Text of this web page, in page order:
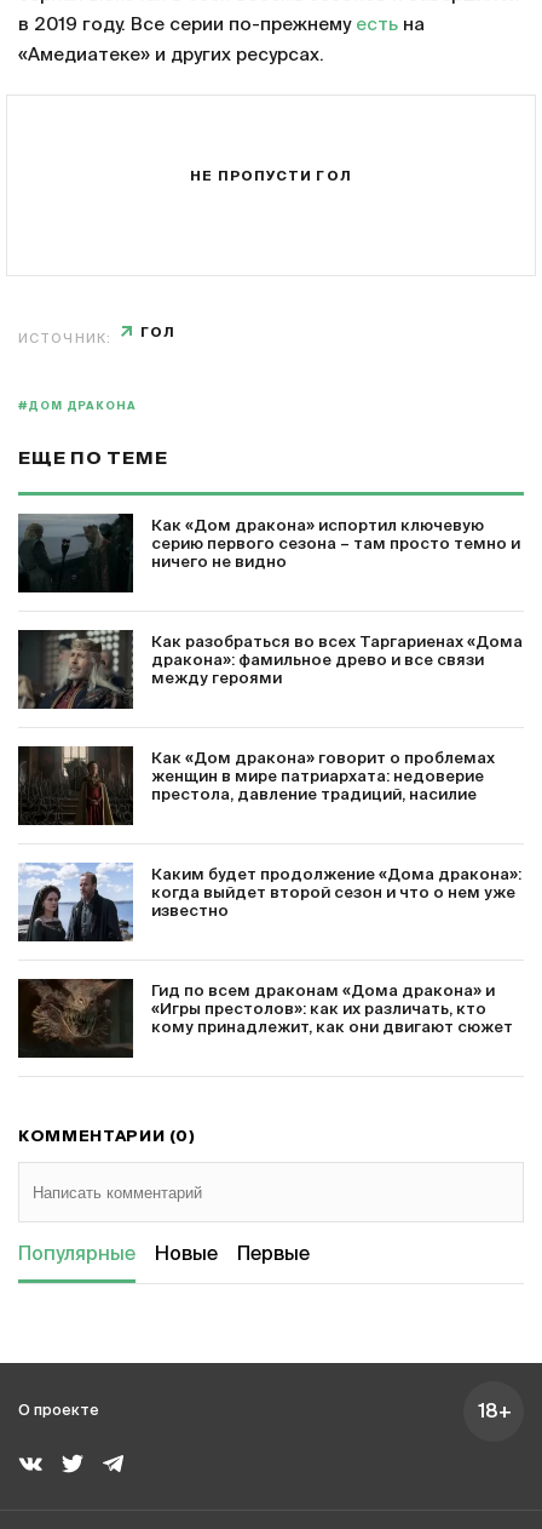
в 2019 году. Все серии по-прежнему есть на
«Амедиатеке» и других ресурсах.
НЕ ПРОПУСТИ ГОЛ
ИСТОЧНИК: ГОЛ
#ДОМ ДРАКОНА
ЕЩЕ ПО ТЕМЕ
Как «Дом дракона» испортил ключевую
серию первого сезона – там просто темно и
ничего не видно
Как разобраться во всех Таргариенах «Дома
дракона»: фамильное древо и все связи
между героями
Как «Дом дракона» говорит о проблемах
женщин в мире патриархата: недоверие
престола, давление традиций, насилие
Каким будет продолжение «Дома дракона»:
когда выйдет второй сезон и что о нем уже
известно
Гид по всем драконам «Дома дракона» и
«Игры престолов»: как их различать, кто
кому принадлежит, как они двигают сюжет
КОММЕНТАРИИ (0)
Популярные Новые Первые
О проекте 18+